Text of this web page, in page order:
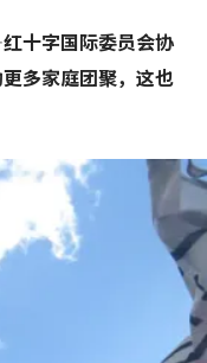
十字国际委员会协
多家庭团聚，这也